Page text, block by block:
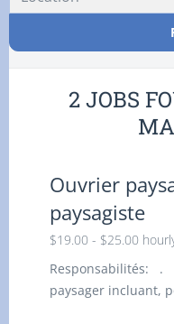
2 JOBS
Ouvrier
paysagiste
$19.00 - $25.00
Responsabilités: .
paysager incluant,